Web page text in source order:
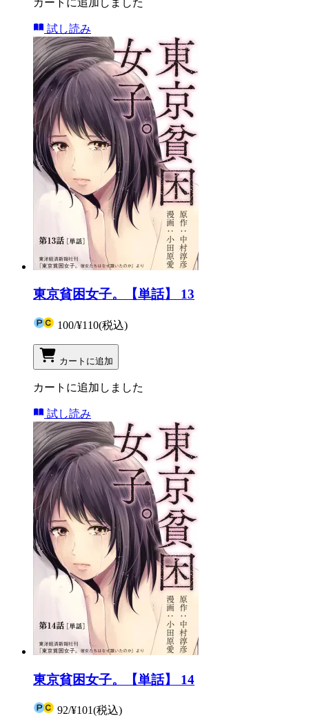
試し読み
東京貧困女子。【単話】 13
100/¥110(税込)
カートに追加
カートに追加しました
試し読み
東京貧困女子。【単話】 14
92/¥101(税込)